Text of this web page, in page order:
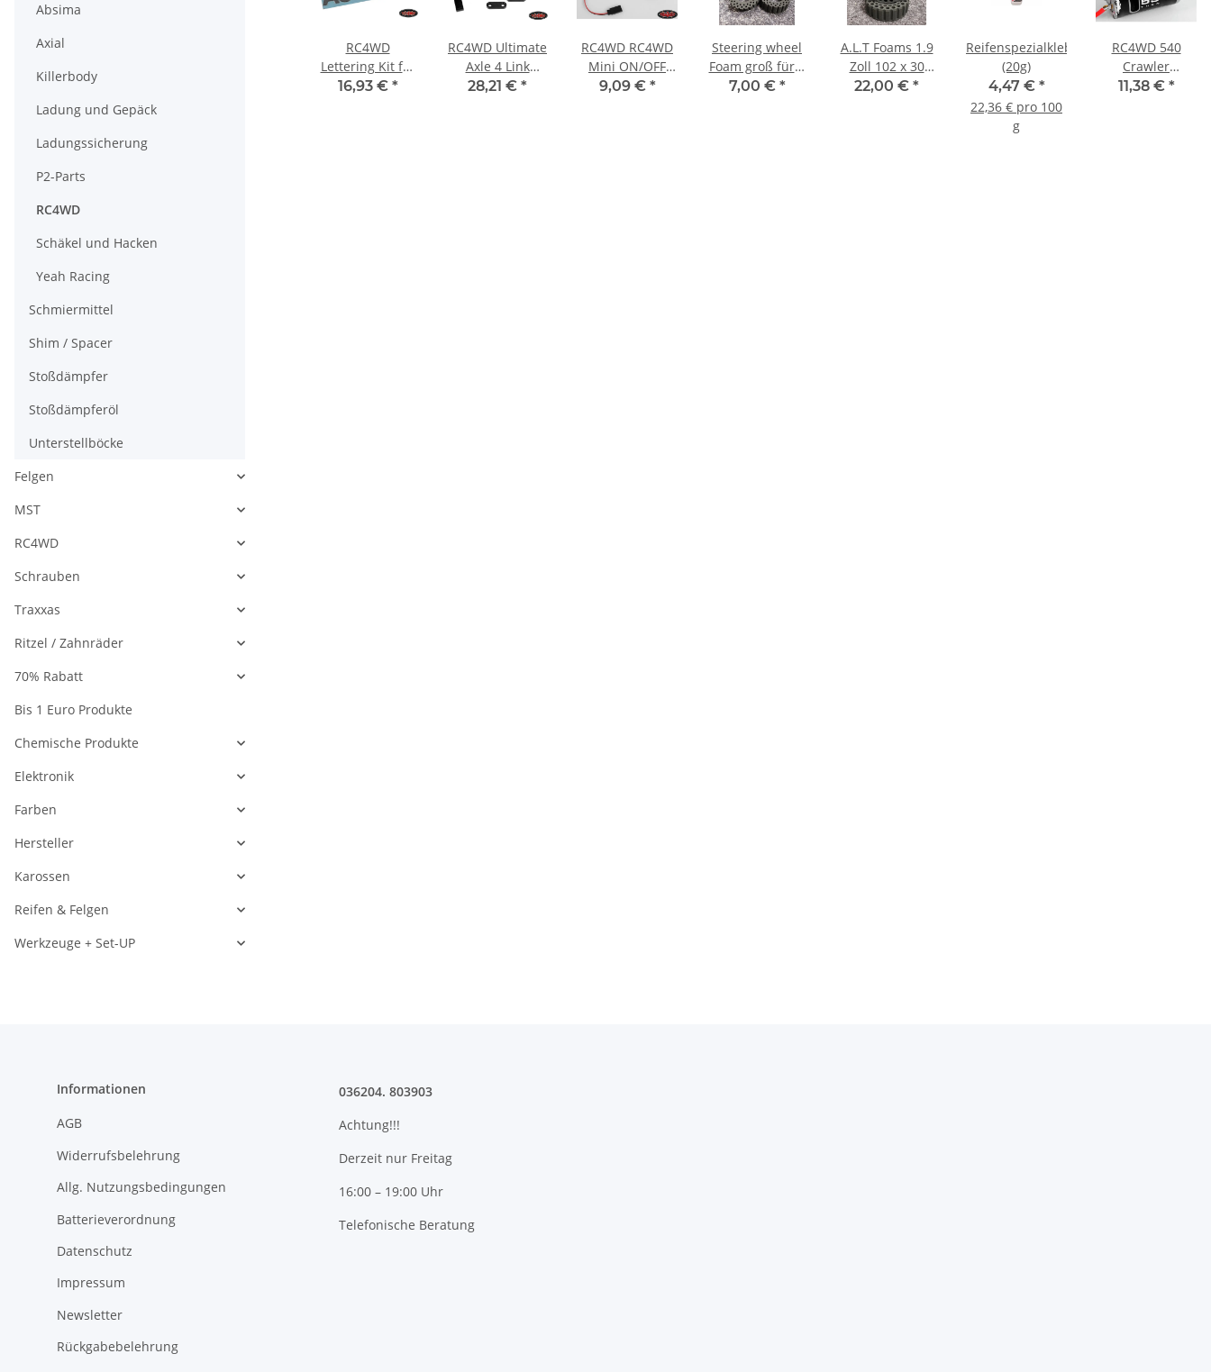
Shackle Z-S0093
9,09 €
RC4WD
Lettering Kit for
Mojave and
16,93 € *
RC4WD Ultimate
Axle 4 Link
Mount Z-S0133
28,21 € *
RC4WD RC4WD
Mini ON/OFF
Switch For
9,09 € *
Steering wheel
Foam groß für 6
Kanal Absima
7,00 € *
A.L.T Foams 1.9
Zoll 102 x 30
mm weich für 1
22,00 € *
Reifenspezialkleber
(20g)
4,47 € *
22,36 € pro 100
g
RC4WD 540
Crawler
Brushed Motor
11,38 € *
Absima
Axial
Killerbody
Ladung und Gepäck
Ladungssicherung
P2-Parts
RC4WD
Schäkel und Hacken
Yeah Racing
Schmiermittel
Shim / Spacer
Stoßdämpfer
Stoßdämpferöl
Unterstellböcke
Felgen
MST
RC4WD
Schrauben
Traxxas
Ritzel / Zahnräder
70% Rabatt
Bis 1 Euro Produkte
Chemische Produkte
Elektronik
Farben
Hersteller
Karossen
Reifen & Felgen
Werkzeuge + Set-UP
Informationen
AGB
Widerrufsbelehrung
Allg. Nutzungsbedingungen
Batterieverordnung
Datenschutz
Impressum
Newsletter
Rückgabebelehrung
036204. 803903
Achtung!!!
Derzeit nur Freitag
16:00 – 19:00 Uhr
Telefonische Beratung